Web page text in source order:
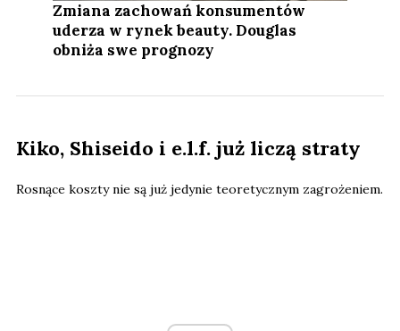
Zmiana zachowań konsumentów
uderza w rynek beauty. Douglas
obniża swe prognozy
Kiko, Shiseido i e.l.f. już liczą straty
Rosnące koszty nie są już jedynie teoretycznym zagrożeniem.